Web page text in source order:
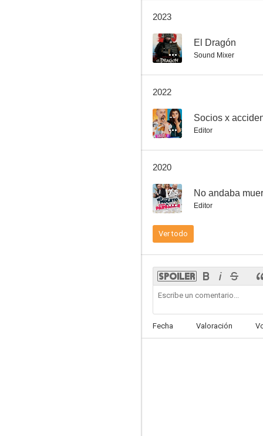
2023
-- El Dragón
Sound Mixer
2022
-- Socios x
Editor
2020
7.5
Editor
Ver todo
Fecha Valoración